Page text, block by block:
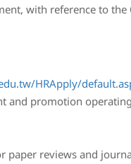
with reference to the
HRApply/
and promotion
paper reviews and